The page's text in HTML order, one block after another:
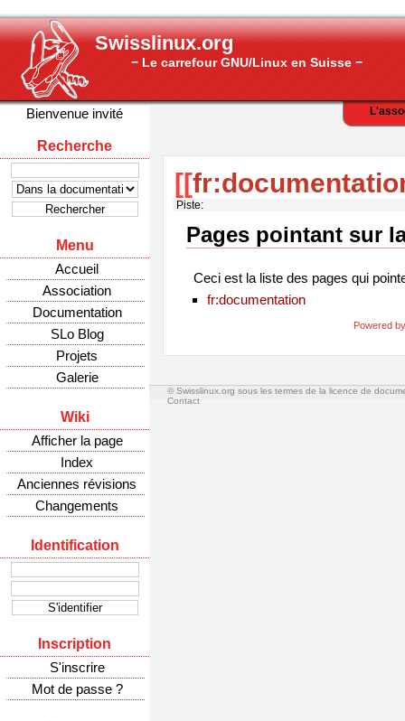
Swisslinux.org
− Le carrefour GNU/Linux en Suisse −
Bienvenue invité
Recherche
Menu
Accueil
Association
Documentation
SLo Blog
Projets
Galerie
Wiki
Afficher la page
Index
Anciennes révisions
Changements
Identification
Inscription
S'inscrire
Mot de passe ?
[[
Piste:
Pages pointant sur
Ceci est la liste des pages qui
fr:documentation
Powered
© Swisslinux.org sous les termes de la licence de
Contact